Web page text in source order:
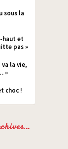
sous la
haut et
pas »
va la vie,
»
choc !